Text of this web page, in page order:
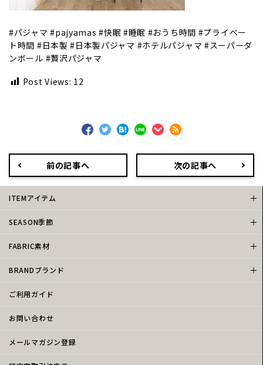
#パジャマ #pajyamas #快眠 #睡眠 #おうち時間 #プライベー
ト時間 #日本製 #日本製パジャマ #ホテルパジャマ #スーパーダ
ンボール #贅沢パジャマ
Post Views: 12
前の記事へ 次の記事へ
ITEMアイテム
SEASON季節
FABRIC素材
BRANDブランド
ご利用ガイド
お問い合わせ
メールマガジン登録